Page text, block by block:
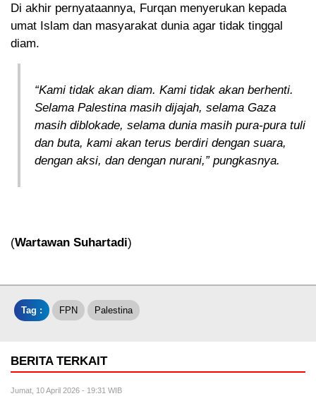
Di akhir pernyataannya, Furqan menyerukan kepada
umat Islam dan masyarakat dunia agar tidak tinggal
diam.
“Kami tidak akan diam. Kami tidak akan berhenti.
Selama Palestina masih dijajah, selama Gaza
masih diblokade, selama dunia masih pura-pura tuli
dan buta, kami akan terus berdiri dengan suara,
dengan aksi, dan dengan nurani,” pungkasnya.
(Wartawan Suhartadi)
Tag : FPN Palestina
BERITA TERKAIT
Jumat, 10 April 2026 - 19:31 WIB